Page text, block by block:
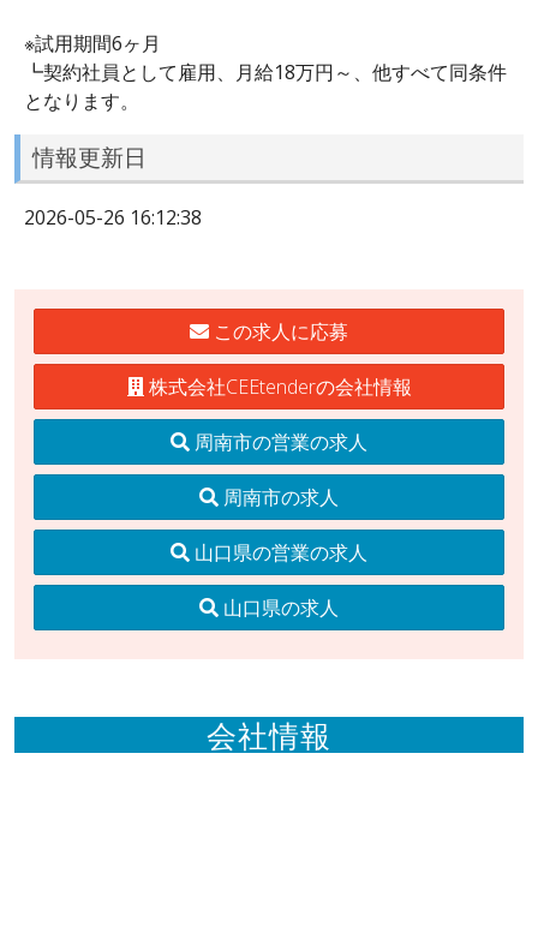
※試用期間6ヶ月
┗契約社員として雇用、月給18万円～、他すべて同条件
となります。
情報更新日
2026-05-26 16:12:38
この求人に応募
株式会社CEEtenderの会社情報
周南市の営業の求人
周南市の求人
山口県の営業の求人
山口県の求人
会社情報